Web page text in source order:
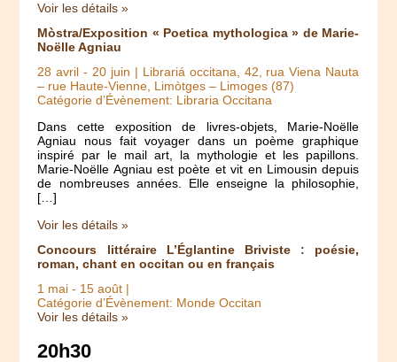
Voir les détails »
Mòstra/Exposition « Poetica mythologica » de Marie-
Noëlle Agniau
28 avril - 20 juin | Librariá occitana, 42, rua Viena Nauta
– rue Haute-Vienne, Limòtges – Limoges (87)
Catégorie d’Évènement: Libraria Occitana
Dans cette exposition de livres-objets, Marie-Noëlle
Agniau nous fait voyager dans un poème graphique
inspiré par le mail art, la mythologie et les papillons.
Marie-Noëlle Agniau est poète et vit en Limousin depuis
de nombreuses années. Elle enseigne la philosophie,
[…]
Voir les détails »
Concours littéraire L’Églantine Briviste : poésie,
roman, chant en occitan ou en français
1 mai - 15 août |
Catégorie d’Évènement: Monde Occitan
Voir les détails »
20h30